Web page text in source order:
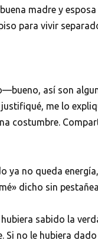
madre y
para vivir
así son
me lo
costumbre.
ya no queda
dicho sin
sabido la
no le hubiera